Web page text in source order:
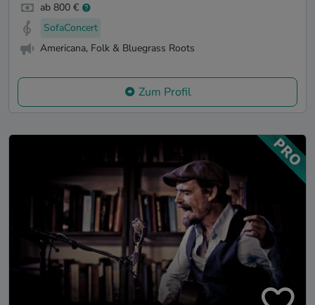
ab 800 €
SofaConcert
Americana, Folk & Bluegrass Roots
Zum Profil